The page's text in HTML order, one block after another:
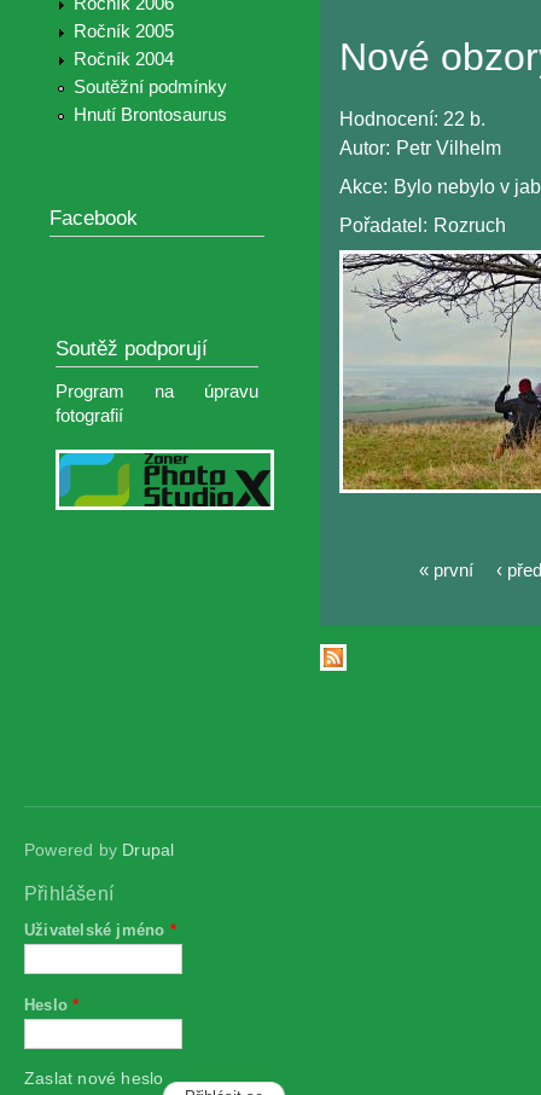
Ročník 2005
Ročník 2004
Soutěžní podmínky
Hnutí Brontosaurus
Facebook
Soutěž podporují
Program na úpravu
fotografií
Nové
Hodnocení: 22 b.
Autor: Petr Vilhelm
Akce: Bylo nebylo v
Pořadatel: Rozruch
« první ‹
Powered by Drupal
Přihlášení
Uživatelské jméno *
Heslo*
Zaslat nové heslo